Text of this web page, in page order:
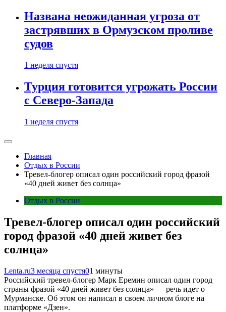
Названа неожиданная угроза от
застрявших в Ормузском проливе
судов
1 неделя спустя
Турция готовится угрожать России
с Северо-Запада
1 неделя спустя
Главная
Отдых в России
Тревел-блогер описал один российский город фразой
«40 дней живет без солнца»
Отдых в России
Тревел-блогер описал один российский
город фразой «40 дней живет без
солнца»
Lenta.ru3 месяца спустя01 минуты
Российский тревел-блогер Марк Еремин описал один город
страны фразой «40 дней живет без солнца» — речь идет о
Мурманске. Об этом он написал в своем личном блоге на
платформе «Дзен».